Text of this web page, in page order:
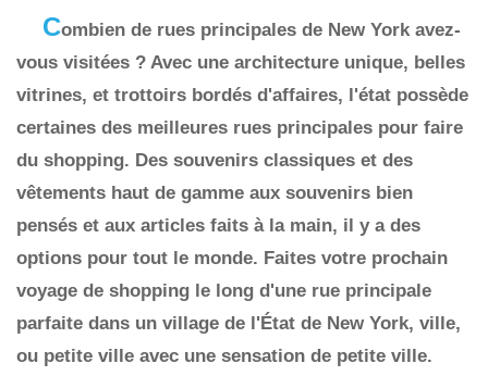
Combien de rues principales de New York avez-
vous visitées ? Avec une architecture unique, belles
vitrines, et trottoirs bordés d'affaires, l'état possède
certaines des meilleures rues principales pour faire
du shopping. Des souvenirs classiques et des
vêtements haut de gamme aux souvenirs bien
pensés et aux articles faits à la main, il y a des
options pour tout le monde. Faites votre prochain
voyage de shopping le long d'une rue principale
parfaite dans un village de l'État de New York, ville,
ou petite ville avec une sensation de petite ville.